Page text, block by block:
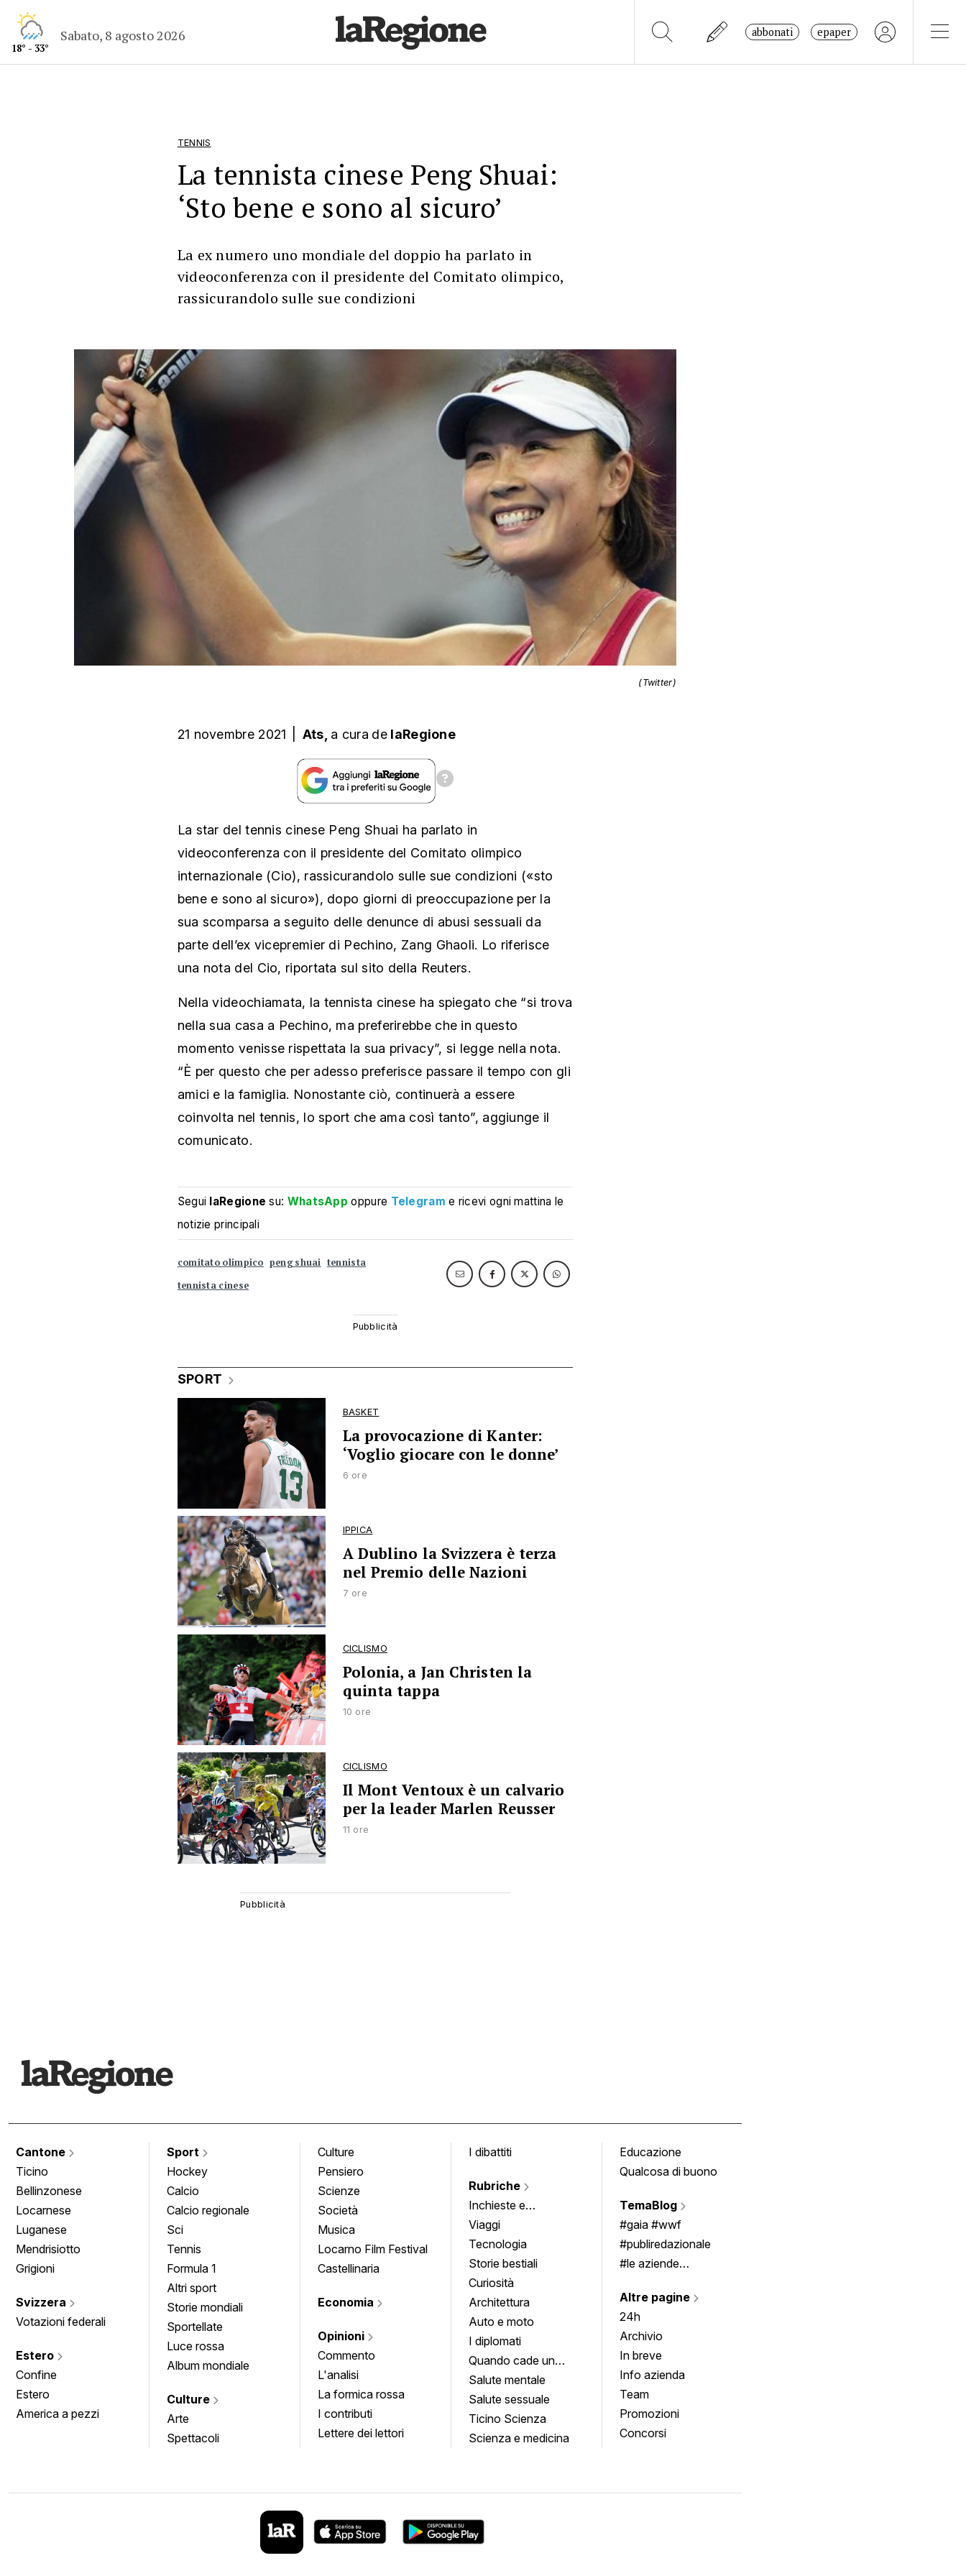
18° - 33°
Sabato, 8 agosto 2026 abbonati epaper
TENNIS
La tennista cinese Peng Shuai:
‘Sto bene e sono al sicuro’
La ex numero uno mondiale del doppio ha parlato in
videoconferenza con il presidente del Comitato olimpico,
rassicurandolo sulle sue condizioni
(Twitter)
21 novembre 2021 Ats, a cura de laRegione
La star del tennis cinese Peng Shuai ha parlato in
videoconferenza con il presidente del Comitato olimpico
internazionale (Cio), rassicurandolo sulle sue condizioni («sto
bene e sono al sicuro»), dopo giorni di preoccupazione per la
sua scomparsa a seguito delle denunce di abusi sessuali da
parte dell’ex vicepremier di Pechino, Zang Ghaoli. Lo riferisce
una nota del Cio, riportata sul sito della Reuters.
Nella videochiamata, la tennista cinese ha spiegato che “si trova
nella sua casa a Pechino, ma preferirebbe che in questo
momento venisse rispettata la sua privacy”, si legge nella nota.
“È per questo che per adesso preferisce passare il tempo con gli
amici e la famiglia. Nonostante ciò, continuerà a essere
coinvolta nel tennis, lo sport che ama così tanto”, aggiunge il
comunicato.
Segui laRegione su: WhatsApp oppure Telegram e ricevi ogni mattina le
notizie principali
comitato olimpico peng shuai tennista
tennista cinese
SPORT
BASKET
La provocazione di Kanter:
‘Voglio giocare con le donne’
6 ore
IPPICA
A Dublino la Svizzera è terza
nel Premio delle Nazioni
7 ore
CICLISMO
Polonia, a Jan Christen la
quinta tappa
10 ore
CICLISMO
Il Mont Ventoux è un calvario
per la leader Marlen Reusser
11 ore
Cantone
Ticino
Bellinzonese
Locarnese
Luganese
Mendrisiotto
Grigioni
Svizzera
Votazioni federali
Estero
Confine
Estero
America a pezzi
Sport
Hockey
Calcio
Calcio regionale
Sci
Tennis
Formula 1
Altri sport
Storie mondiali
Sportellate
Luce rossa
Album mondiale
Culture
Arte
Spettacoli
Culture
Pensiero
Scienze
Società
Musica
Locarno Film Festival
Castellinaria
Economia
Opinioni
Commento
L'analisi
La formica rossa
I contributi
Lettere dei lettori
I dibattiti
Rubriche
Inchieste e
approfondimenti
Viaggi
Tecnologia
Storie bestiali
Curiosità
Architettura
Auto e moto
I diplomati
Quando cade un
quadro
Salute mentale
Salute sessuale
Ticino Scienza
Scienza e medicina
Educazione
Qualcosa di buono
TemaBlog
#gaia #wwf
#publiredazionale
#le aziende
Altre pagine
24h
Archivio
In breve
Info azienda
Team
Promozioni
Concorsi